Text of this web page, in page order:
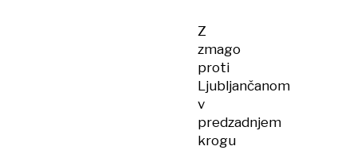
Z
zmago
proti
Ljubljančanom
v
predzadnjem
krogu